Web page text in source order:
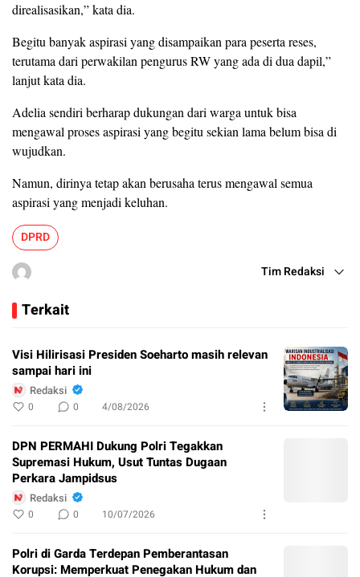
direalisasikan,” kata dia.
Begitu banyak aspirasi yang disampaikan para peserta reses,
terutama dari perwakilan pengurus RW yang ada di dua dapil,”
lanjut kata dia.
Adelia sendiri berharap dukungan dari warga untuk bisa
mengawal proses aspirasi yang begitu sekian lama belum bisa di
wujudkan.
Namun, dirinya tetap akan berusaha terus mengawal semua
aspirasi yang menjadi keluhan.
DPRD
Tim Redaksi
Terkait
Visi Hilirisasi Presiden Soeharto masih relevan
sampai hari ini
Redaksi
0 0 4/08/2026
DPN PERMAHI Dukung Polri Tegakkan
Supremasi Hukum, Usut Tuntas Dugaan
Perkara Jampidsus
Redaksi
0 0 10/07/2026
Polri di Garda Terdepan Pemberantasan
Korupsi: Memperkuat Penegakan Hukum dan